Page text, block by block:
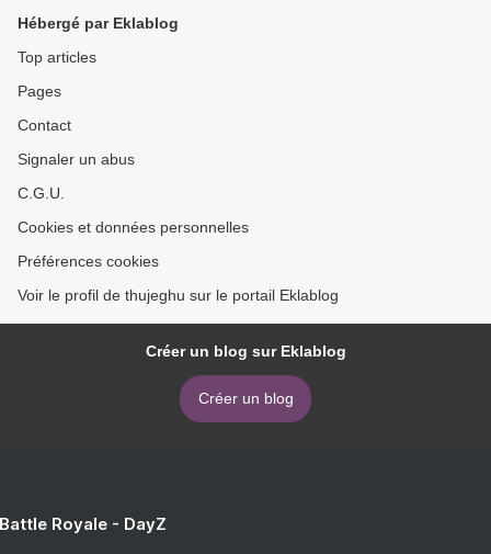
Hébergé par Eklablog
Top articles
Pages
Contact
Signaler un abus
C.G.U.
Cookies et données personnelles
Préférences cookies
Voir le profil de thujeghu sur le portail Eklablog
Créer un blog sur Eklablog
Créer un blog
Royale - DayZ